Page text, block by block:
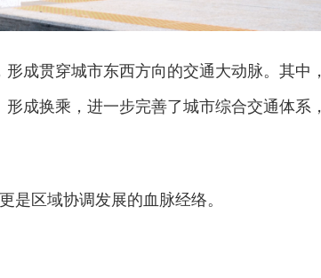
成贯穿城市东西方向的交通大动脉。其中，
成换乘，进一步完善了城市综合交通体系，
是区域协调发展的血脉经络。